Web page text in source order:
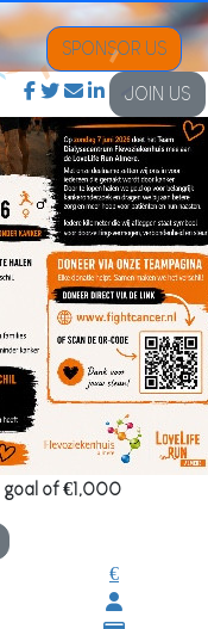
SPONSOR US
JOIN US
goal of €1,000
€